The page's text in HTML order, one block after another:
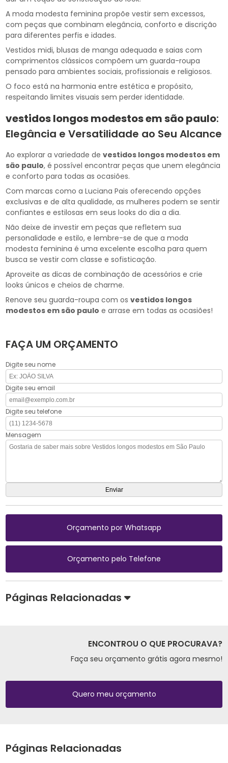
A moda modesta feminina propõe vestir sem excessos,
com peças que combinam elegância, conforto e discrição
para diferentes perfis e idades.
Vestidos midi, blusas de manga adequada e saias com
comprimentos clássicos compõem um guarda-roupa
pensado para ambientes sociais, profissionais e religiosos.
O foco está na harmonia entre estética e propósito,
respeitando limites visuais sem perder identidade.
vestidos longos modestos em são paulo:
Elegância e Versatilidade ao Seu Alcance
Ao explorar a variedade devestidos longos modestos em
são paulo, é possível encontrar peças que unem elegância
e conforto para todas as ocasiões.
Com marcas como a Luciana Pais oferecendo opções
exclusivas e de alta qualidade, as mulheres podem se sentir
confiantes e estilosas em seus looks do dia a dia.
Não deixe de investir em peças que refletem sua
personalidade e estilo, e lembre-se de que a moda
modesta feminina é uma excelente escolha para quem
busca se vestir com classe e sofisticação.
Aproveite as dicas de combinação de acessórios e crie
looks únicos e cheios de charme.
Renove seu guarda-roupa com osvestidos longos
modestos em são paulo e arrase em todas as ocasiões!
FAÇA UM ORÇAMENTO
Digite seu nome
Digite seu email
Digite seu telefone
Mensagem
Orçamento por Whatsapp
Orçamento pelo Telefone
Páginas Relacionadas
ENCONTROU O QUE PROCURAVA?
Faça seu orçamento grátis agora mesmo!
Quero meu orçamento
Páginas Relacionadas